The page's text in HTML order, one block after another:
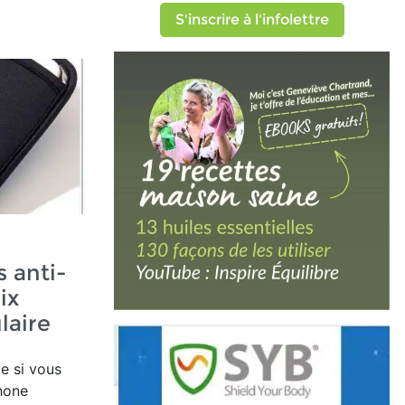
anti-
si vous
S'inscrire à l'infolettre